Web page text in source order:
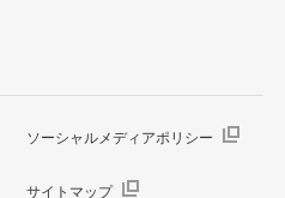
ソーシャルメディアポリシー
サイトマップ